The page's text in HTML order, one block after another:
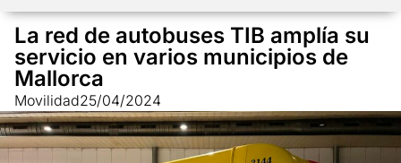
La red de autobuses TIB amplía su
servicio en varios municipios de
Mallorca
Movilidad25/04/2024